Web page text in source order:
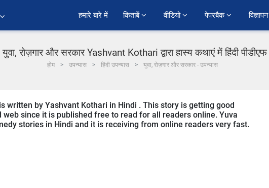
हमारे बारे में किताबें वीडियो पेपरबैक विज्ञापन
युवा, रोज़गार और सरकार Yashvant Kothari द्वारा हास्य कथाएं में हिंदी पीडीएफ
होम उपन्यास हिंदी उपन्यास युवा, रोज़गार और सरकार - उपन्यास
written by Yashvant Kothari in Hindi . This story is getting good
since it is published free to read for all readers online. Yuva
stories in Hindi and it is receiving from online readers very fast.